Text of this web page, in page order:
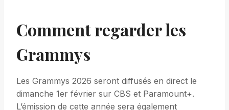
Comment regarder les
Grammys
Les Grammys 2026 seront diffusés en direct le
dimanche 1er février sur CBS et Paramount+.
L’émission de cette année sera également